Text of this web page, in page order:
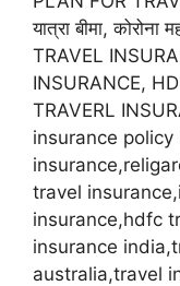
यात्रा बीमा, कोरोना
TRAVEL
INSURANCE,
TRAVERL
insurance
travel
insurance,hdfc
insurance
australia,travel